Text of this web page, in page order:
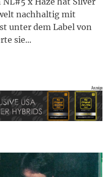
nachhaltig mit
unter dem Label von
sie...